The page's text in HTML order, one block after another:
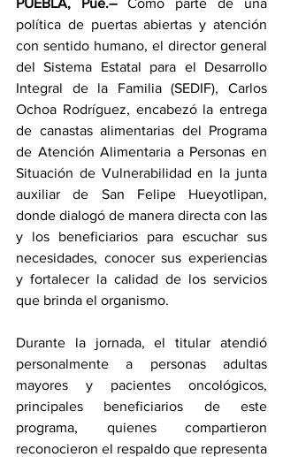
PUEBLA, Pue.– Como parte de una
política de puertas abiertas y atención
con sentido humano, el director general
del Sistema Estatal para el Desarrollo
Integral de la Familia (SEDIF), Carlos
Ochoa Rodríguez, encabezó la entrega
de canastas alimentarias del Programa
de Atención Alimentaria a Personas en
Situación de Vulnerabilidad en la junta
auxiliar de San Felipe Hueyotlipan,
donde dialogó de manera directa con las
y los beneficiarios para escuchar sus
necesidades, conocer sus experiencias
y fortalecer la calidad de los servicios
que brinda el organismo.
Durante la jornada, el titular atendió
personalmente a personas adultas
mayores y pacientes oncológicos,
principales beneficiarios de este
programa, quienes compartieron
reconocieron el respaldo que representa